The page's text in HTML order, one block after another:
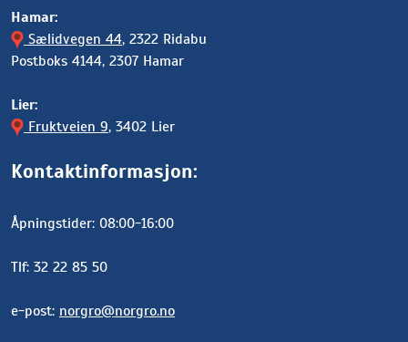
Hamar:
Sælidvegen 44, 2322 Ridabu
Postboks 4144, 2307 Hamar
Lier:
Fruktveien 9, 3402 Lier
Kontaktinformasjon:
Åpningstider: 08:00-16:00
Tlf: 32 22 85 50
e-post: norgro@norgro.no